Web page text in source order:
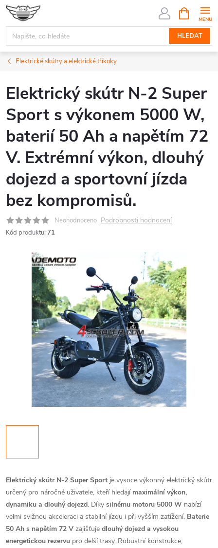
Přejít
obsah
HLEDAT
NÁKUPNÍ
KOŠÍK
Elektrické skútry a elektrické tříkoky
Elektrický skútr N-2 Super
Sport s výkonem 5000 W,
baterií 50 Ah a napětím 72
V. Extrémní výkon, dlouhý
dojezd a sportovní jízda
bez kompromisů.
Neohodnoceno Podrobnosti hodnocení
Kód produktu: 71
Elektrický skútr N-2 Super Sport je vysoce výkonný elektrický skútr
určený pro náročné uživatele, kteří hledají maximální výkon,
dynamiku a dlouhý dojezd. Díky silnému motoru 5000 W nabízí
velmi svižnou akceleraci a stabilní jízdu i při vyšším zatížení. Baterie
50 Ah s napětím 72 V zajišťuje dlouhý dojezd a vysokou
energetickou rezervu pro delší trasy. Robustní konstrukce,